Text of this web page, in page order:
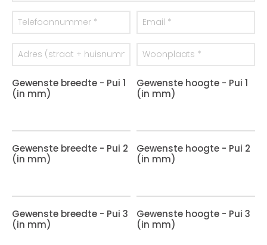
Gewenste breedte - Pui 1
(in mm)
Gewenste hoogte - Pui 1
(in mm)
Gewenste breedte - Pui 2
(in mm)
Gewenste hoogte - Pui 2
(in mm)
Gewenste breedte - Pui 3
(in mm)
Gewenste hoogte - Pui 3
(in mm)